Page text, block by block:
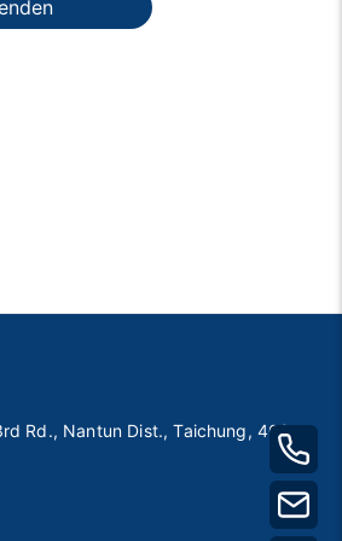
Rd., Nantun Dist., Taichung, 408